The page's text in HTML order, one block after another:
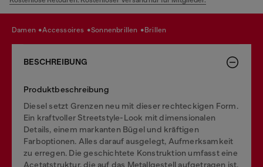
damen accessoires sonnenbrillen brillen
BESCHREIBUNG
Produktbeschreibung
Diesel setzt Grenzen neu mit dieser rechteckigen Form.
Ein kraftvoller Streetstyle-Look mit dimensionalen
Details, einem markanten Bügel und kräftigen
Farboptionen. Alles darauf ausgelegt, Aufmerksamkeit
zu erregen. Die geschichtete Konstruktion umfasst eine
Acetatstruktur, die auf das Metallgestell aufgetragen ist.